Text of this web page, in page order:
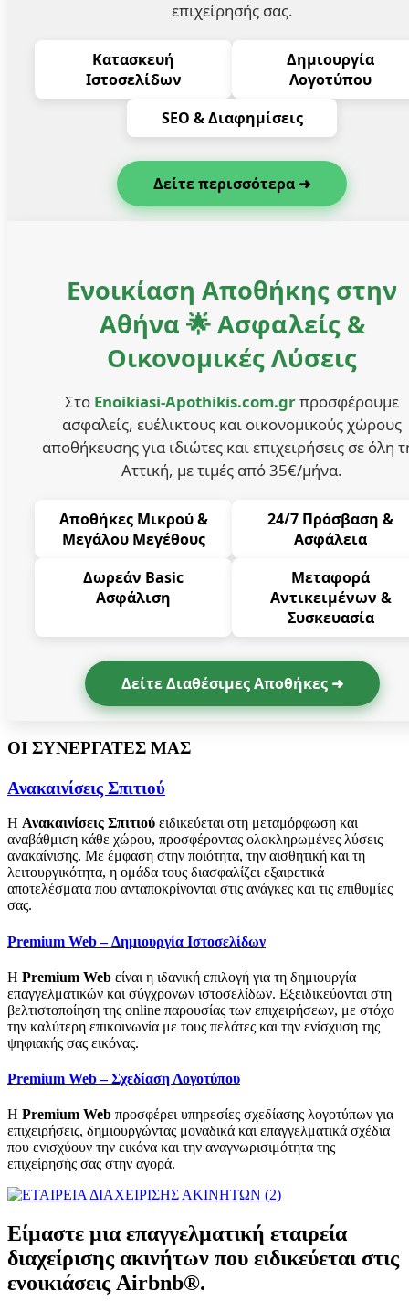
επιχείρησής σας.
Κατασκευή
Ιστοσελίδων
Δημιουργία
Λογοτύπου
SEO & Διαφημίσεις
Δείτε περισσότερα ➜
Ενοικίαση Αποθήκης στην
Αθήνα 🌟 Ασφαλείς &
Οικονομικές Λύσεις
Στο Enoikiasi-Apothikis.com.grπροσφέρουμε
ασφαλείς, ευέλικτους και οικονομικούς χώρους
αποθήκευσης για ιδιώτες και επιχειρήσεις σε όλη
Αττική, με τιμές από 35€/μήνα.
Αποθήκες Μικρού &
Μεγάλου Μεγέθους
24/7 Πρόσβαση &
Ασφάλεια
Δωρεάν Basic
Ασφάλιση
Μεταφορά
Αντικειμένων &
Συσκευασία
Δείτε Διαθέσιμες Αποθήκες ➜
ΟΙ ΣΥΝΕΡΓΑΤΕΣ ΜΑΣ
Ανακαινίσεις Σπιτιού
Η Ανακαινίσεις Σπιτιού ειδικεύεται στη μεταμόρφωση και
αναβάθμιση κάθε χώρου, προσφέροντας ολοκληρωμένες λύσεις
ανακαίνισης. Με έμφαση στην ποιότητα, την αισθητική και τη
λειτουργικότητα, η ομάδα τους διασφαλίζει εξαιρετικά
αποτελέσματα που ανταποκρίνονται στις ανάγκες και τις επιθυμίες
σας.
Premium Web – Δημιουργία Ιστοσελίδων
Η Premium Web είναι η ιδανική επιλογή για τη δημιουργία
επαγγελματικών και σύγχρονων ιστοσελίδων. Εξειδικεύονται στη
βελτιστοποίηση της online παρουσίας των επιχειρήσεων, με στόχο
την καλύτερη επικοινωνία με τους πελάτες και την ενίσχυση της
ψηφιακής σας εικόνας.
Premium Web – Σχεδίαση Λογοτύπου
Η Premium Web προσφέρει υπηρεσίες σχεδίασης λογοτύπων για
επιχειρήσεις, δημιουργώντας μοναδικά και επαγγελματικά σχέδια
που ενισχύουν την εικόνα και την αναγνωρισιμότητα της
επιχείρησής σας στην αγορά.
Είμαστε μια επαγγελματική εταιρεία
διαχείρισης ακινήτων που ειδικεύεται στις
ενοικιάσεις Airbnb®.